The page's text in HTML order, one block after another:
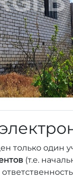
только один
(т.е.